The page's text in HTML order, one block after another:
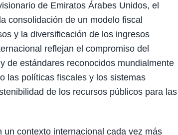
de Emiratos Árabes Unidos, el
consolidación de un modelo fiscal
y la diversificación de los ingresos
reflejan el compromiso del
de estándares reconocidos mundialmente
las políticas fiscales y los sistemas
de los recursos públicos para las
contexto internacional cada vez más